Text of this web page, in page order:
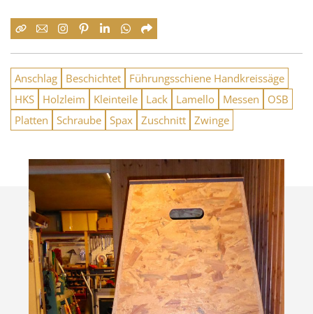
Anschlag Beschichtet
Führungsschiene Handkreissäge
HKS
Holzleim Kleinteile Lack Lamello Messen
OSB
Platten
Schraube Spax Zuschnitt Zwinge